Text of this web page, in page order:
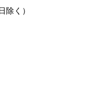
除く）